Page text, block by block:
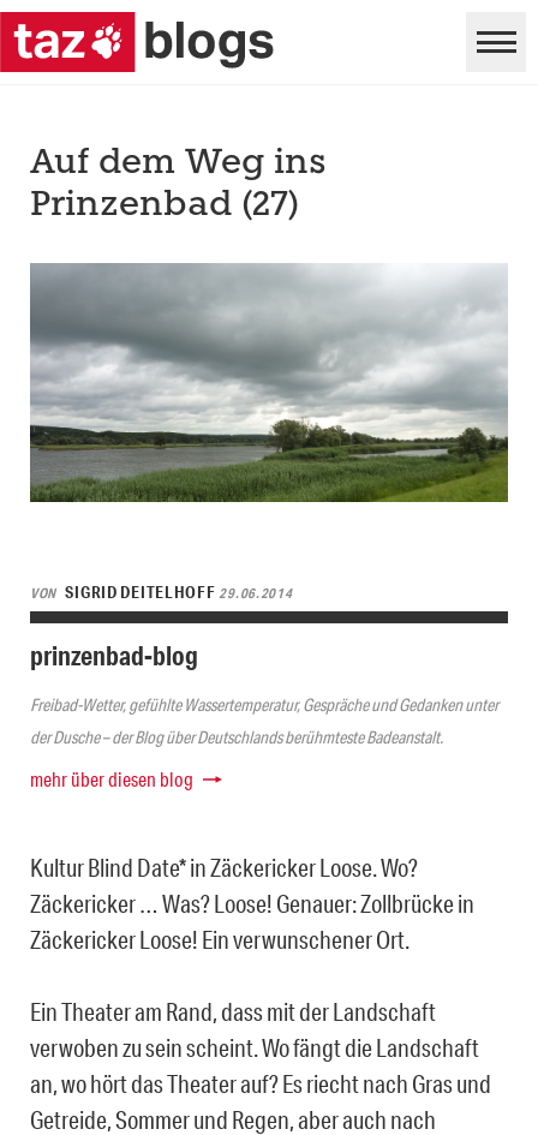
Auf dem Weg ins
Prinzenbad (27)
VON SIGRID DEITELHOFF29.06.2014
prinzenbad-blog
Freibad-Wetter, gefühlte Wassertemperatur, Gespräche und Gedanken unter
der Dusche – der Blog über Deutschlands berühmteste Badeanstalt.
mehr über diesen blog
Kultur Blind Date* in Zäckericker Loose. Wo?
Zäckericker … Was? Loose! Genauer: Zollbrücke in
Zäckericker Loose! Ein verwunschener Ort.
Ein Theater am Rand, dass mit der Landschaft
verwoben zu sein scheint. Wo fängt die Landschaft
an, wo hört das Theater auf? Es riecht nach Gras und
Getreide, Sommer und Regen, aber auch nach